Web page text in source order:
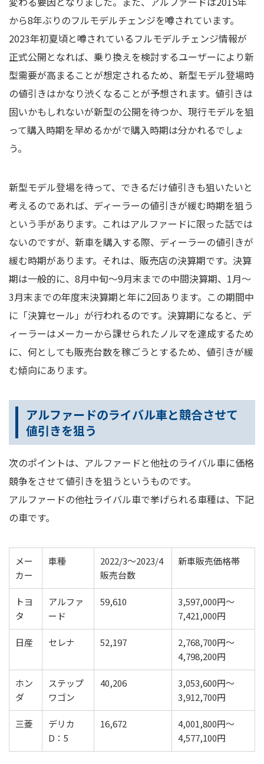
から8年ぶりのフルモデルチェンジを噂されています。
2023年初夏頃と噂されているフルモデルチェンジ情報が
正式公開となれば、乗り換えを検討するユーザーにより新
型需要が高まることが想定されるため、新型モデル登場時
の値引きはかなり渋くなることが予想されます。値引きは
固いかもしれないが新型の公開を待つか、現行モデルを狙
って購入時期を早めるかがで購入時期は分かれるでしょ
う。
新型モデル登場を待って、できるだけ値引きも狙いたいと
考えるのであれば、ディーラーの値引きが緩む時期を狙う
という手があります。これはアルファードに限った話では
ないのですが、新車を購入する際、ディーラーの値引きが
緩む時期があります。それは、販売店の決算期です。決算
期は一般的に、8月中旬～9月末までの中間決算期、1月～
3月末までの年度末決算期と年に2回あります。この期間中
に「決算セール」が行われるのです。決算期になると、デ
ィーラーはメーカーから課せられたノルマを達成するため
に、何としても販売台数を稼ごうとするため、値引きが緩
む傾向にあります。
アルファードのライバル車と競合させて
値引きを狙う
次のポイントは、アルファードと他社のライバル車に価格
競争をさせて値引きを狙うというものです。
アルファードの他社ライバル車で挙げられる車種は、下記
の車です。
メー
カー
車種
2022/3～2023/4
販売台数
新車販売価格帯
トヨ
タ
アルファ
ード
59,610
3,597,000円～
7,421,000円
日産 セレナ 52,197
2,768,700円～
4,798,200円
ホン
ダ
ステップ
ワゴン
40,206
3,053,600円～
3,912,700円
三菱
デリカ
D：5
16,672
4,001,800円～
4,577,100円